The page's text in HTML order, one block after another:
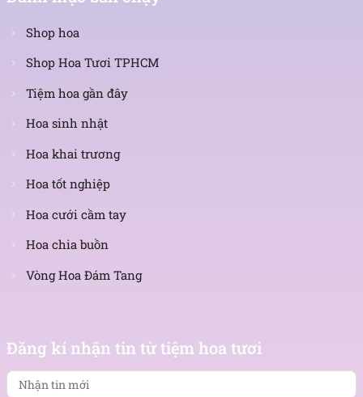
Shop hoa
Shop Hoa Tươi TPHCM
Tiệm hoa gần đây
Hoa sinh nhật
Hoa khai trương
Hoa tốt nghiệp
Hoa cưới cầm tay
Hoa chia buồn
Vòng Hoa Đám Tang
Đăng kí nhận tin từ tiệm hoa tươi
tin
mới